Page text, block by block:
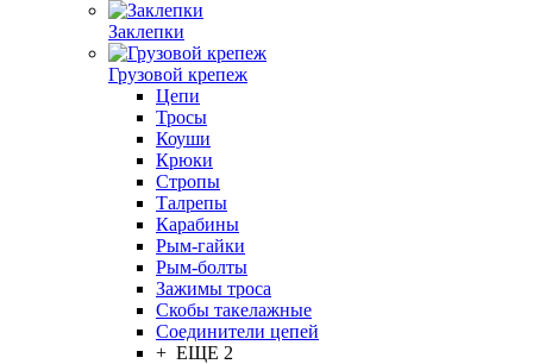
Заклепки
Грузовой крепеж
Цепи
Тросы
Коуши
Крюки
Стропы
Талрепы
Карабины
Рым-гайки
Рым-болты
Зажимы троса
Скобы такелажные
Соединители цепей
+ ЕЩЕ 2